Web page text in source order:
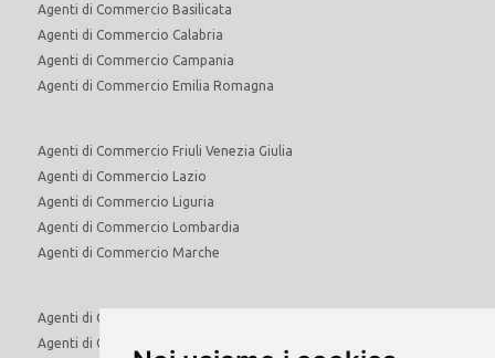
Agenti di Commercio Basilicata
Agenti di Commercio Calabria
Agenti di Commercio Campania
Agenti di Commercio Emilia Romagna
Agenti di Commercio Friuli Venezia Giulia
Agenti di Commercio Lazio
Agenti di Commercio Liguria
Agenti di Commercio Lombardia
Agenti di Commercio Marche
Agenti di Commercio Molise
Agenti di Commercio Piemonte